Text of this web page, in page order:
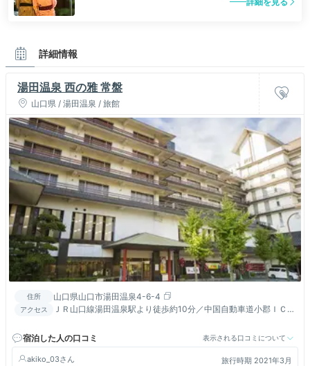
詳細情報
湯田温泉 西の雅 常盤
山口県 / 湯田温泉 / 旅館
住所 山口県山口市湯田温泉4-6-4
アクセス
ＪＲ山口線湯田温泉駅より徒歩約10分／中国自動車道小郡ＩＣよ
宿泊した人の口コミ
表示される口コミについて
akiko_03 旅行時期 2021年3月